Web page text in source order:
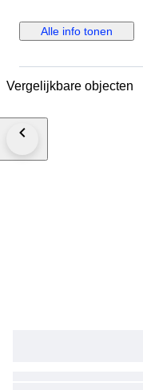
rotating bezel Dial: Black
Resistance: 500 meters /
crown. The crown is
overall condition with
testing machine and manually. All watches that we listed work
can be adjusted timekeeping for +- 1 min, in a day in addition we cant
Alle info tonen
Vergelijkbare objecten